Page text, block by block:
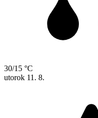
30/15 °C
utorok 11. 8.